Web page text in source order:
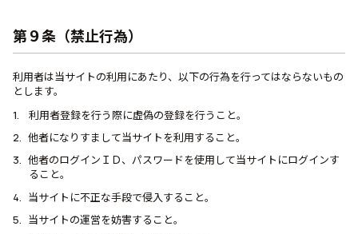
第９条（禁止行為）
利用者は当サイトの利用にあたり、以下の行為を行ってはならないもの
とします。
利用者登録を行う際に虚偽の登録を行うこと。
他者になりすまして当サイトを利用すること。
他者のログインＩＤ、パスワードを使用して当サイトにログインす
ること。
当サイトに不正な手段で侵入すること。
当サイトの運営を妨害すること。